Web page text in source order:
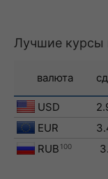
Лучшие курсы
валюта
USD
EUR
RUB 100